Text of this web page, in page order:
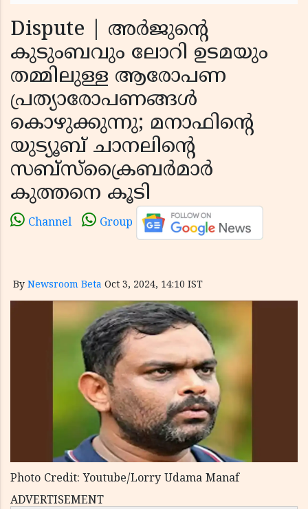
Dispute | അര്‍ജുന്റെ
കുടുംബവും ലോറി ഉടമയും
തമ്മിലുള്ള ആരോപണ
പ്രത്യാരോപണങ്ങള്‍
കൊഴുക്കുന്നു; മനാഫിന്റെ
യുട്യൂബ് ചാനലിന്റെ
സബ്‌സ്‌ക്രൈബര്‍മാര്‍
കുത്തനെ കൂടി
Channel Group
By Newsroom Beta Oct 3, 2024, 14:10 IST
Photo Credit: Youtube/Lorry Udama Manaf
ADVERTISEMENT